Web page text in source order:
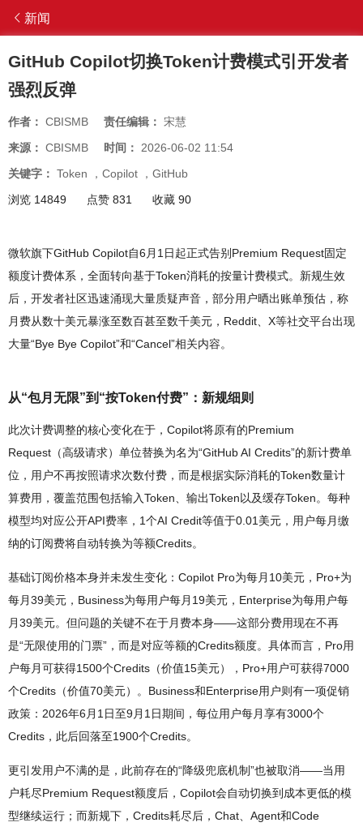
新闻
GitHub Copilot切换Token计费模式引开发者
强烈反弹
作者： CBISMB 责任编辑： 宋慧
来源： CBISMB 时间： 2026-06-02 11:54
关键字： Token ， Copilot ， GitHub
浏览 14849
点赞 831 收藏 90
微软旗下GitHub Copilot自6月1日起正式告别Premium Request固定
额度计费体系，全面转向基于Token消耗的按量计费模式。新规生效
后，开发者社区迅速涌现大量质疑声音，部分用户晒出账单预估，称
月费从数十美元暴涨至数百甚至数千美元，Reddit、X等社交平台出现
大量“Bye Bye Copilot”和“Cancel”相关内容。
从“包月无限”到“按Token付费”：新规细则
此次计费调整的核心变化在于，Copilot将原有的Premium
Request（高级请求）单位替换为名为“GitHub AI Credits”的新计费单
位，用户不再按照请求次数付费，而是根据实际消耗的Token数量计
算费用，覆盖范围包括输入Token、输出Token以及缓存Token。每种
模型均对应公开API费率，1个AI Credit等值于0.01美元，用户每月缴
纳的订阅费将自动转换为等额Credits。
基础订阅价格本身并未发生变化：Copilot Pro为每月10美元，Pro+为
每月39美元，Business为每用户每月19美元，Enterprise为每用户每
月39美元。但问题的关键不在于月费本身——这部分费用现在不再
是“无限使用的门票”，而是对应等额的Credits额度。具体而言，Pro用
户每月可获得1500个Credits（价值15美元），Pro+用户可获得7000
个Credits（价值70美元）。Business和Enterprise用户则有一项促销
政策：2026年6月1日至9月1日期间，每位用户每月享有3000个
Credits，此后回落至1900个Credits。
更引发用户不满的是，此前存在的“降级兜底机制”也被取消——当用
户耗尽Premium Request额度后，Copilot会自动切换到成本更低的模
型继续运行；而新规下，Credits耗尽后，Chat、Agent和Code